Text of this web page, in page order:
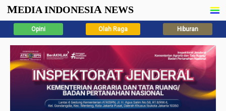
MEDIA INDONESIA NEWS
Opini Olah Raga Hiburan